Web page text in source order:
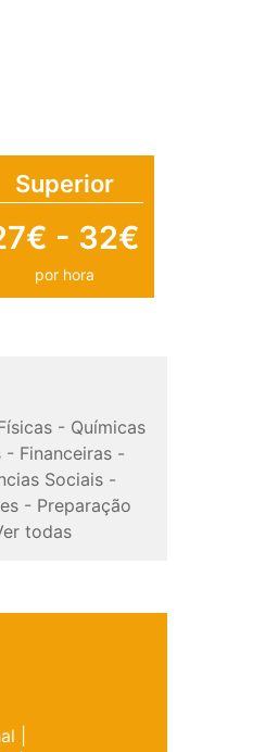
Superior
- 32€
por hora
- Químicas
- Financeiras -
Sociais-
- Preparação
todas